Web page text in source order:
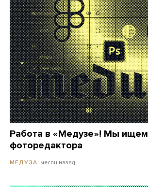
Работа в «Медузе»! Мы ищем
фоторедактора
МЕДУЗА месяц назад